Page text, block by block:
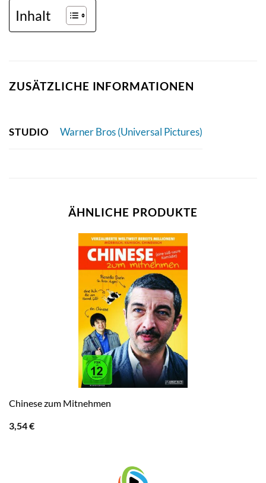
Inhalt
ZUSÄTZLICHE INFORMATIONEN
STUDIO Warner Bros (Universal Pictures)
ÄHNLICHE PRODUKTE
Chinese zum Mitnehmen
3,54€